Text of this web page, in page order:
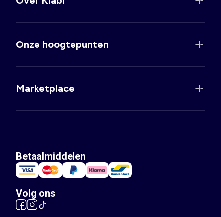
Onze hoogtepunten
Marketplace
Betaalmiddelen
Volg ons